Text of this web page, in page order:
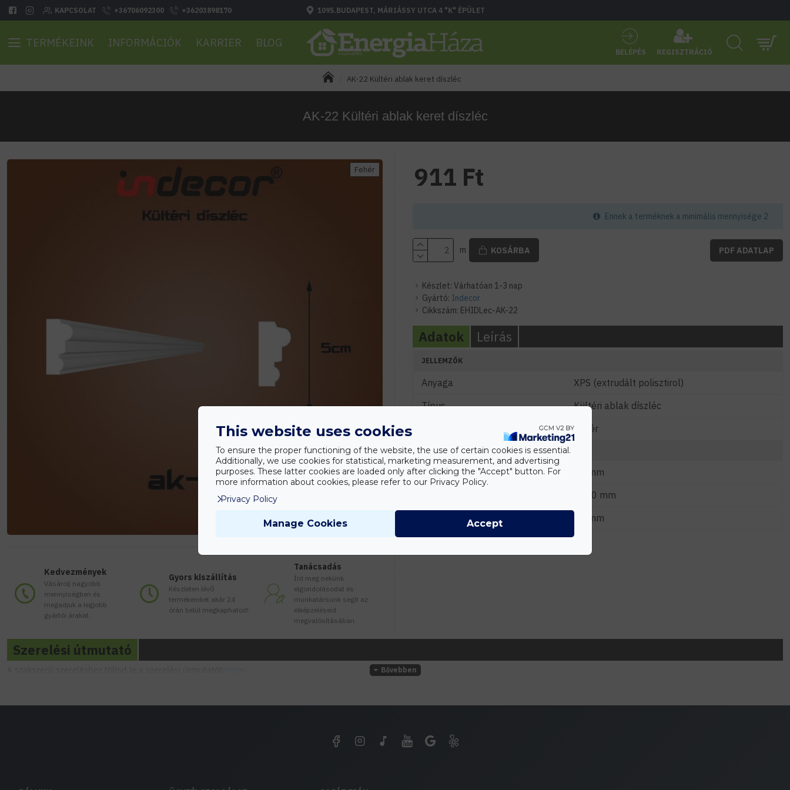
KAPCSOLAT +36706092300 +36203898170 1095.BUDAPEST, MÁRIÁSSY UTCA 4 "K" ÉPÜLET
TERMÉKEINK INFORMÁCIÓK KARRIER BLOG
BELÉPÉS REGISZTRÁCIÓ
AK-22 Kültéri ablak keret díszléc
AK-22 Kültéri ablak keret díszléc
Fehér
Kedvezmények
Vásárolj nagyobb
mennyiségben és
megadjuk a legjobb
gyártói árakat.
Gyors kiszállítás
Készleten lévő
termékeinket akár 24
órán belül megkaphatod!
Tanácsadás
Írd meg nekünk
elgondolásodat és
munkatársunk segít az
elképzeléseid
megvalósításában.
Készlet: Várhatóan 1-3 nap
Gyártó: Indecor
Cikkszám: EHIDLec-AK-22
911 Ft
m KOSÁRBA PDF ADATLAP
Ennek a terméknek a minimális mennyisége 2
Adatok Leírás
JELLEMZŐK
Anyaga
XPS (extrudált polisztirol)
Típus
Kültéri ablak díszléc
Fehér
MÉRETEK
Szélesség (mm)
25 mm
2000 mm
Magasság (mm)
50 mm
Szerelési útmutató
This website uses cookies
To ensure the proper functioning of the website, the use of certain cookies is essential.
Additionally, we use cookies for statistical, marketing measurement, and advertising
purposes. These latter cookies are loaded only after clicking the "Accept" button. For
more information about cookies, please refer to our Privacy Policy.
Privacy Policy
Manage Cookies Accept